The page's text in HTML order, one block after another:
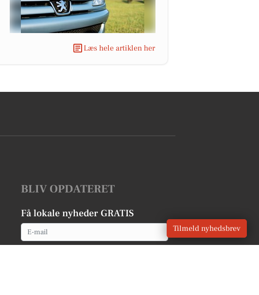
Læs hele artiklen her
BLIV OPDATERET
Få lokale nyheder GRATIS
Email Tilmeld nyhedsbrev